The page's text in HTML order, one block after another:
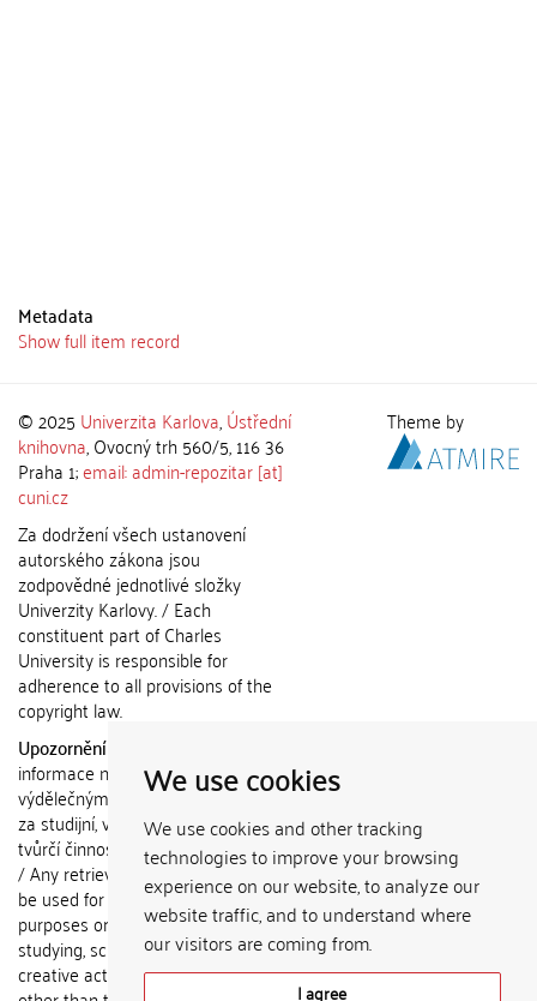
We use cookies
We use cookies and other tracking
technologies to improve your browsing
experience on our website, to analyze our
website traffic, and to understand where
our visitors are coming from.
I agree
Metadata
Show full item record
© 2025 Univerzita Karlova,Ústřední
knihovna, Ovocný trh 560/5, 116 36
Praha 1;email: admin-repozitar [at]
cuni.cz
Za dodržení všech ustanovení
autorského zákona jsou
zodpovědné jednotlivé složky
Univerzity Karlovy. / Each
constituent part of Charles
University is responsible for
adherence to all provisions of the
copyright law.
Upozornění / Notice:
informace nemohou být použity k
výdělečným účelům nebo vydávány
za studijní, vědeckou nebo jinou
tvůrčí činnost jiné osoby než autora.
/ Any retrieved information shall not
be used for any commercial
purposes or claimed as results of
studying, scientific or any other
creative activities of any person
Theme by